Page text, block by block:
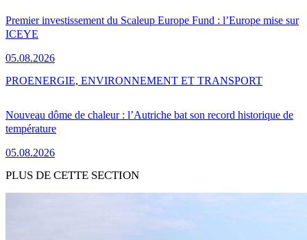
Premier investissement du Scaleup Europe Fund : l’Europe mise sur
ICEYE
05.08.2026
Nouveau dôme de chaleur : l’Autriche bat son record historique de
température
05.08.2026
PROENERGIE, ENVIRONNEMENT ET TRANSPORT
PLUS DE CETTE SECTION